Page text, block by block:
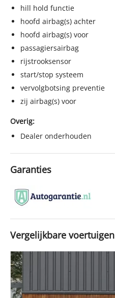
hill hold functie
hoofd airbag(s) achter
hoofd airbag(s) voor
passagiersairbag
rijstrooksensor
start/stop systeem
vervolgbotsing preventie
zij airbag(s) voor
Overig:
Dealer onderhouden
Garanties
Vergelijkbare voertuigen